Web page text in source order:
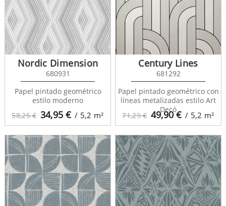
58,25 € 34,95 € / 5,2 m²
Nordic Dimension
680931
Papel pintado geométrico
estilo moderno
71,29 € 49,90€ / 5,2 m²
Century Lines
681292
Papel pintado geométrico con
líneas metalizadas estilo Art
Decó